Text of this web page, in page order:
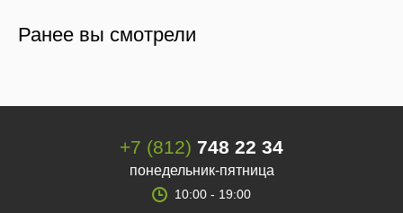
Ранее вы смотрели
+7 (812) 748 22 34
понедельник-пятница
10:00 - 19:00